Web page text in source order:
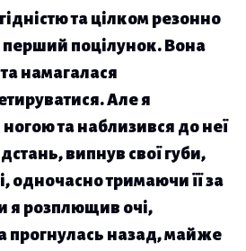
та цілком резонно
перший поцілунок. Вона
намагалася
Але я
та наблизився до неї
випнув свої губи,
одночасно тримаючи її за
я розплющив очі,
прогнулась назад, майже